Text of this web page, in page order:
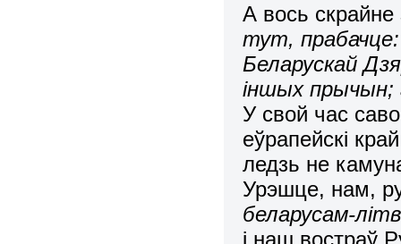
А вось скрайне
тут, прабачце:
Беларускай
іншых прычын;
У свой час
еўрапейскі
ледзь не
Урэшце, нам,
беларусам-
і наш востраў